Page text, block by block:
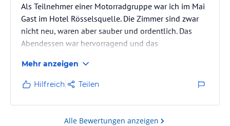
Als Teilnehmer einer Motorradgruppe war ich im Mai
Gast im Hotel Rösselsquelle. Die Zimmer sind zwar
nicht neu, waren aber sauber und ordentlich. Das
Abendessen war hervorragend und das
Mitarbeiterinnen waren freundlich und
zuvorkommend.
Mehr anzeigen
Hilfreich Teilen
Alle Bewertungen anzeigen